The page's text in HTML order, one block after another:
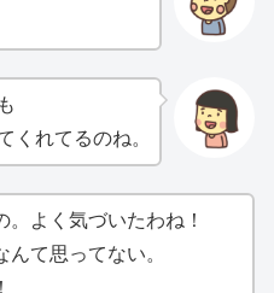
くれてるのね。
。よく気づいたわね！
んて思ってない。